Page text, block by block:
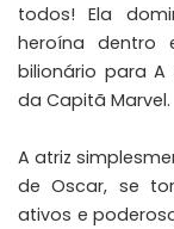
todos! Ela
heroína
bilionário para A
da Capitã Marvel.
A atriz
de Oscar, se
ativos e